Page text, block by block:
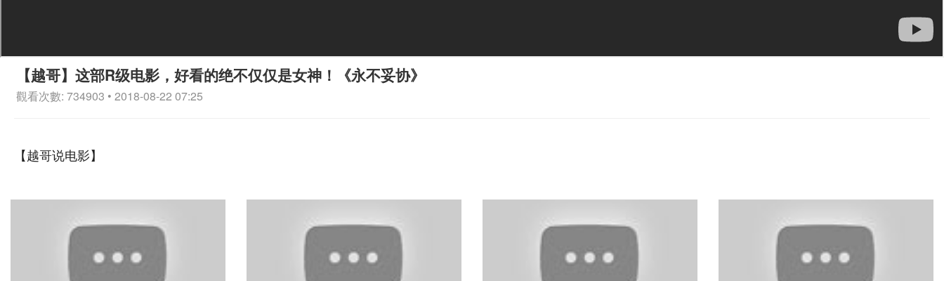
【越哥】这部R级电影，好看的绝不仅仅是女神！《永不妥协》
觀看次數: 734903 • 2018-08-22 07:25
【越哥说电影】